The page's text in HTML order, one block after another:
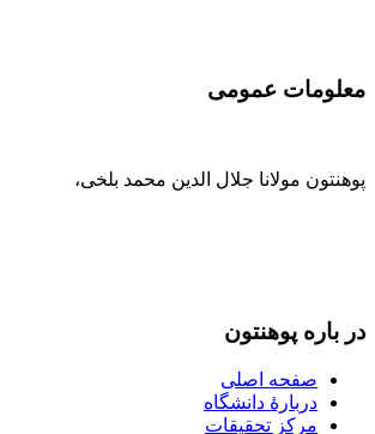
معلومات عمومی
پوهنتون مولانا جلال الدین محمد بلخی،
در باره‌ پوهنتون
صفحه اصلی
دربارۀ‌ دانشگاه
مرکز تحقیقات